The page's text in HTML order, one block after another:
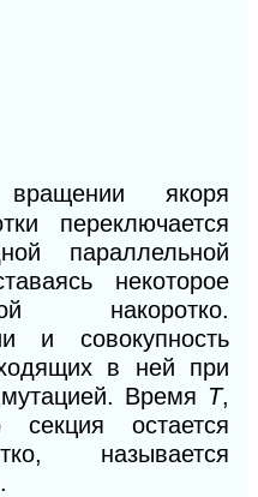
якоря
переключается
параллельной
некоторое
накоротко.
и совокупность
в ней при
Время Т,
секция остается
называется